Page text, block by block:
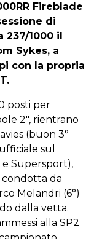
Fireblade
di
1000 il
Sykes, a
con la propria
posti per
2", rientrano
(buon 3°
sul
Supersport),
condotta da
Melandri (6°)
dalla vetta.
alla SP2